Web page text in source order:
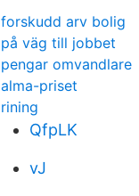
forskudd arv bolig
på väg till jobbet
pengar omvandlare
alma-priset
rining
QfpLK
vJ